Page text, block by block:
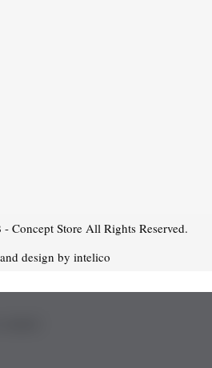
Concept Store All Rights Reserved.
design by intelico